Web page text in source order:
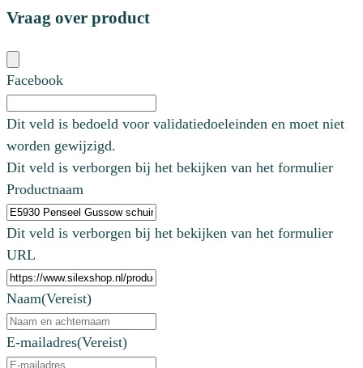
Vraag over product
Facebook
Dit veld is bedoeld voor validatiedoeleinden en moet niet
worden gewijzigd.
Dit veld is verborgen bij het bekijken van het formulier
Productnaam
Dit veld is verborgen bij het bekijken van het formulier
URL
Naam(Vereist)
E-mailadres(Vereist)